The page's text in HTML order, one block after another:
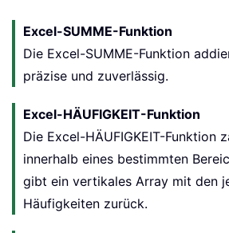
Excel-SUMME-Funktion
Die Excel-SUMME-Funktion
präzise und zuverlässig.
Excel-HÄUFIGKEIT-Funktion
Die Excel-HÄUFIGKEIT-Funktion
innerhalb eines bestimmten
gibt ein vertikales Array mit den
Häufigkeiten zurück.